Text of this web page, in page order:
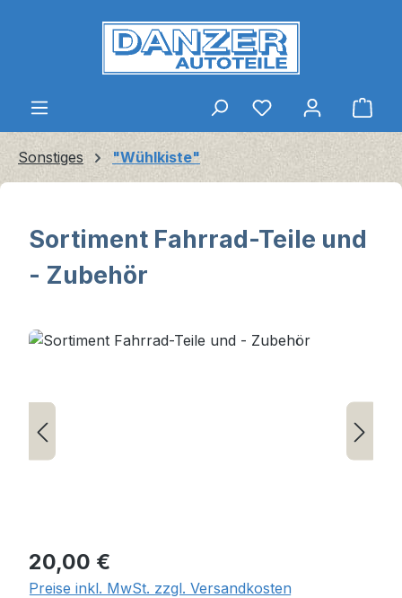
Zum Hauptinhalt springen
Sonstiges "Wühlkiste"
Sortiment Fahrrad-Teile und
- Zubehör
Bildergalerie überspringen
Regulärer Preis:
20,00 €
Preise inkl. MwSt. zzgl. Versandkosten